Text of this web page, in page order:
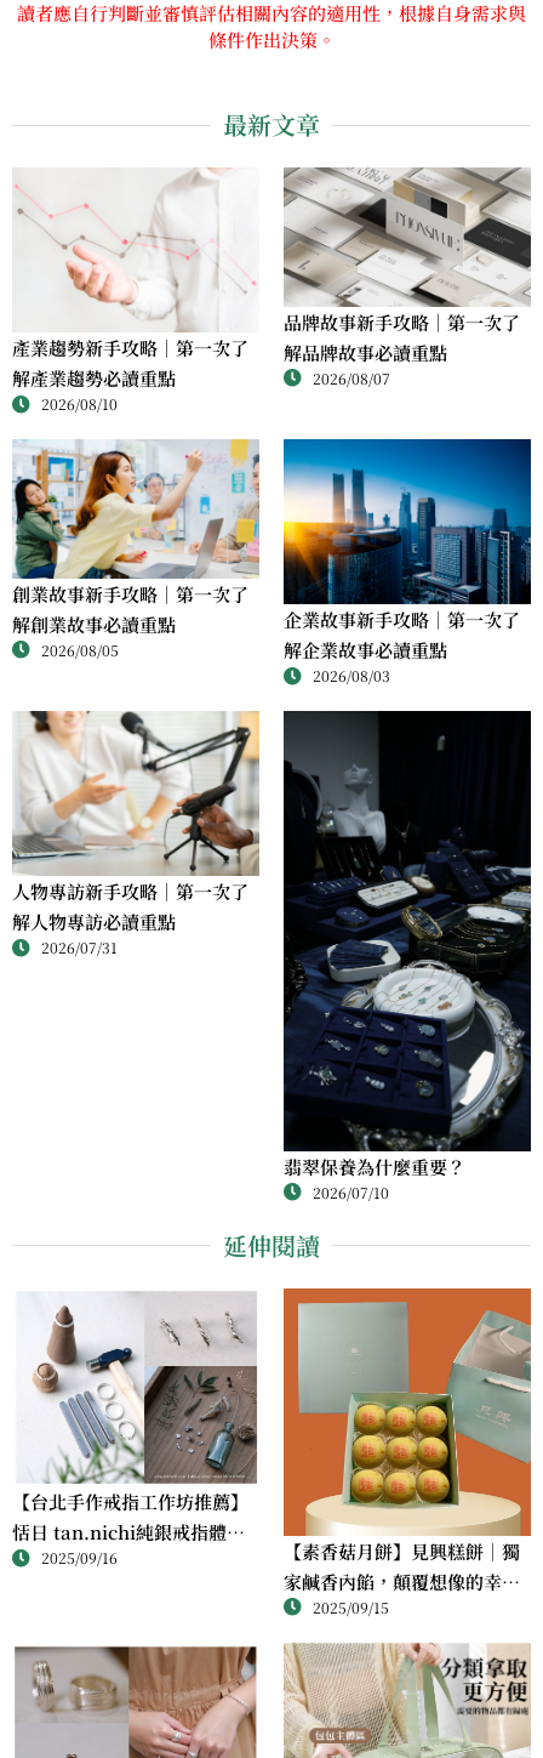
讀者應自行判斷並審慎評估相關內容的適用性，根據自身需求與
條件作出決策。
最新文章
產業趨勢新手攻略｜第一次了
解產業趨勢必讀重點
2026/08/10
品牌故事新手攻略｜第一次了
解品牌故事必讀重點
2026/08/07
創業故事新手攻略｜第一次了
解創業故事必讀重點
2026/08/05
企業故事新手攻略｜第一次了
解企業故事必讀重點
2026/08/03
人物專訪新手攻略｜第一次了
解人物專訪必讀重點
2026/07/31
翡翠保養為什麼重要？
2026/07/10
延伸閱讀
【台北手作戒指工作坊推薦】
恬日 tan.nichi純銀戒指體驗
｜情侶・朋友一起完成的金工
2025/09/16
【素香菇月餅】見興糕餅｜獨
家鹹香內餡，顛覆想像的幸福
滋味2025/09/15